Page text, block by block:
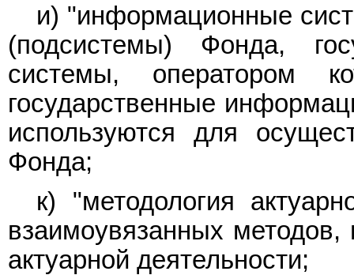
и) "информационные
(подсистемы) Фонда,
системы, оператором
государственные
используются для
Фонда;
к) "методология
взаимоувязанных
актуарной деятельности;